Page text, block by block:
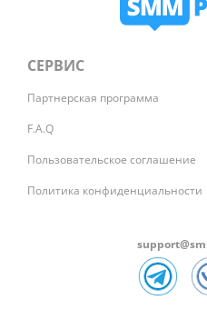
СЕРВИС
Партнерская программа
F.A.Q
Пользовательское соглашение
Политика конфиденциальности